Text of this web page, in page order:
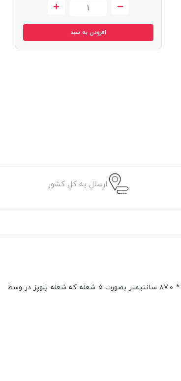
افزودن به سبد
ارسال به کل کشور
استیل دارای شبکه چدنی پنج تکه با لعاب مات در ابعاد ۵۱ * ۸۹ سانتیمتر، ابعاد برش داخل کابینت ۴۸.۵ * ۸۷.۰ سانتیمتر بصورت 5 شعله که شعله پلوپز در وسط